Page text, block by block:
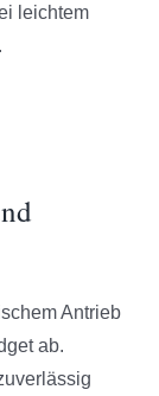
leichtem
Antrieb
ab.